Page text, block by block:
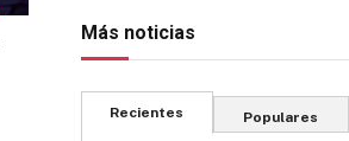
Más noticias
Recientes Populares